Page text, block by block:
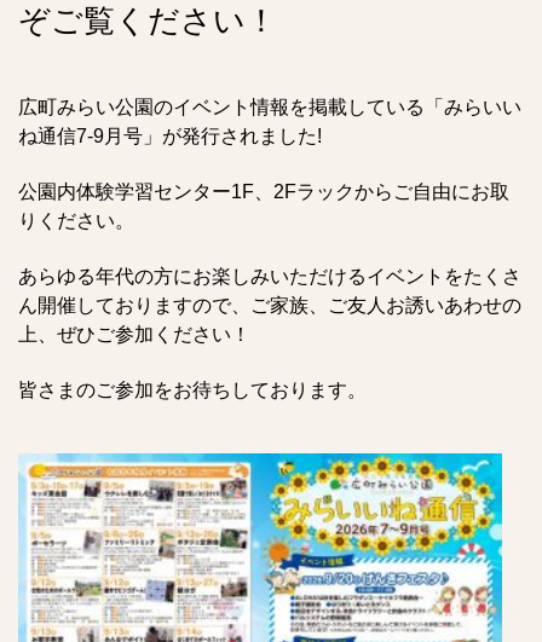
ぞご覧ください！
広町みらい公園のイベント情報を掲載している「みらいい
ね通信7-9月号」が発行されました!
公園内体験学習センター1F 2Fラックからご自由にお取
りください。
あらゆる年代の方にお楽しみいただけるイベントをたくさ
ん開催しておりますので、ご家族、ご友人お誘いあわせの
上、ぜひご参加ください！
皆さまのご参加をお待ちしております。